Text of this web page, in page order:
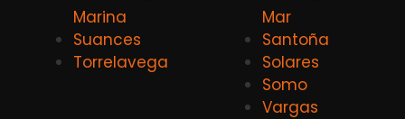
Marina
Suances
Torrelavega
Mar
Santoña
Solares
Somo
Vargas